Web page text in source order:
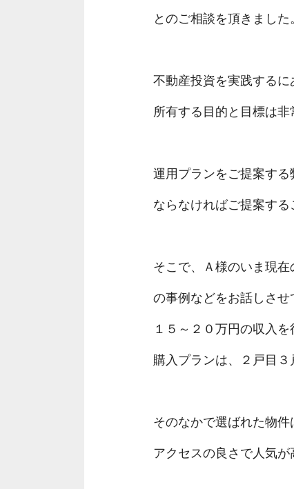
とのご相談を頂きました
不動産投資を実践するに
所有する目的と目標は非
運用プランをご提案す
ならなければご提案する
そこで、Ａ様のいま現
の事例などをお話しさ
１５～２０万円の収入
購入プランは、２戸目３
そのなかで選ばれた物件
アクセスの良さで人気が